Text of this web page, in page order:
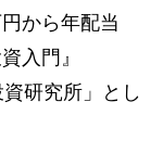
から年配当
入門』
研究所」とし